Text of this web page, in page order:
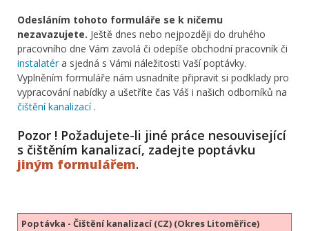
Odesláním tohoto formuláře se k ničemu
nezavazujete. Ještě dnes nebo nejpozději do druhého
pracovního dne Vám zavolá či odepíše obchodní pracovník či
instalatéra sjedná s Vámi náležitosti Vaší poptávky.
Vyplněním formuláře nám usnadníte připravit si podklady pro
vypracování nabídky a ušetříte čas Váš i našich odborníků na
čištění kanalizací.
Pozor ! Požadujete-li jiné práce nesouvisející
s čištěním kanalizací, zadejte poptávku
jiným formulářem.
Poptávka - Čištění kanalizací (CZ) (Okres Litoměřice)